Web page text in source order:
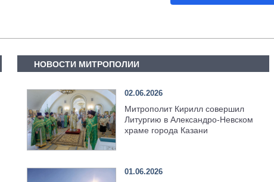
НОВОСТИ МИТРОПОЛИИ
02.06.2026
Митрополит Кирилл совершил
Литургию в Александро-Невском
храме города Казани
01.06.2026